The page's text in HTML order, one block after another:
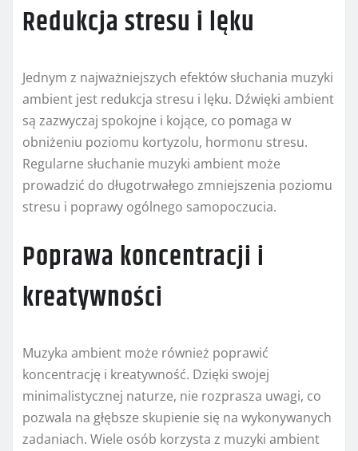
Redukcja stresu i lęku
Jednym z najważniejszych efektów słuchania muzyki
ambient jest redukcja stresu i lęku. Dźwięki ambient
są zazwyczaj spokojne i kojące, co pomaga w
obniżeniu poziomu kortyzolu, hormonu stresu.
Regularne słuchanie muzyki ambient może
prowadzić do długotrwałego zmniejszenia poziomu
stresu i poprawy ogólnego samopoczucia.
Poprawa koncentracji i
kreatywności
Muzyka ambient może również poprawić
koncentrację i kreatywność. Dzięki swojej
minimalistycznej naturze, nie rozprasza uwagi, co
pozwala na głębsze skupienie się na wykonywanych
zadaniach. Wiele osób korzysta z muzyki ambient